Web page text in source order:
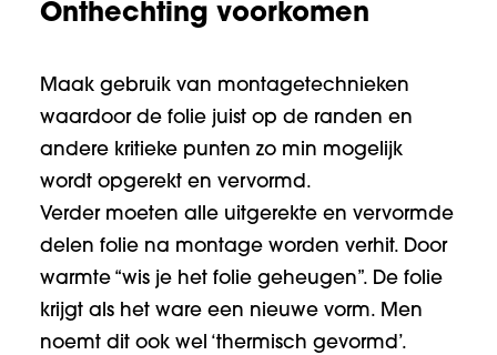
Onthechting voorkomen
Maak gebruik van montagetechnieken
waardoor de folie juist op de randen en
andere kritieke punten zo min mogelijk
wordt opgerekt en vervormd.
Verder moeten alle uitgerekte en vervormde
delen folie na montage worden verhit. Door
warmte “wis je het folie geheugen”. De folie
krijgt als het ware een nieuwe vorm. Men
noemt dit ook wel ‘thermisch gevormd’.